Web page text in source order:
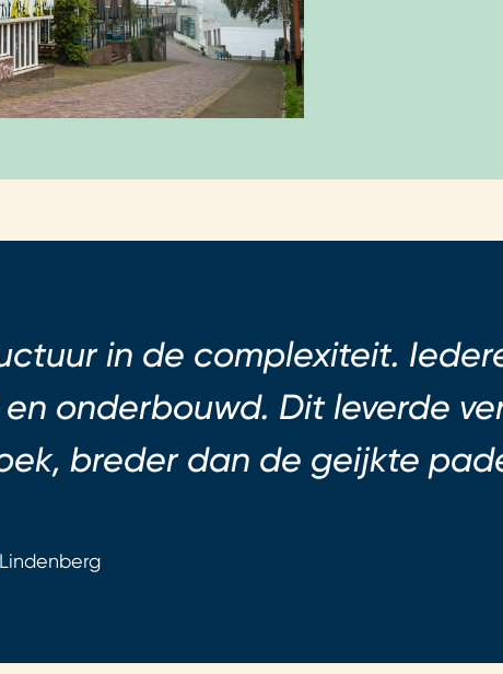
in de complexiteit.
onderbouwd. Dit leverde
breder dan de geijkte